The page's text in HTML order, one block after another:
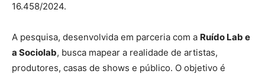
16.458/2024.
A pesquisa, desenvolvida em parceria com a Ruído Lab e
a Sociolab, busca mapear a realidade de artistas,
produtores, casas de shows e público. O objetivo é